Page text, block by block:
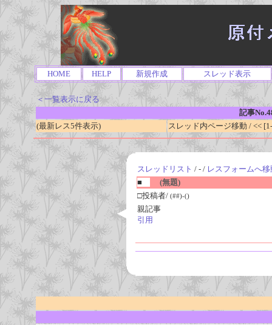
HOME HELP 新規作成 スレッド表示
＜一覧表示に戻る
記事
(最新レス5件表示)
スレッド内ページ移動 / <<
スレッドリスト / - / レスフォームへ移
■
(無題)
□投稿者/ (##)-()
親記事
引用